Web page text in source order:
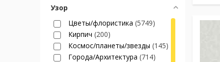
Узор
Цветы/флористика (5749)
Кирпич (200)
Космос/планеты/звезды (145)
Города/Архитектура (714)